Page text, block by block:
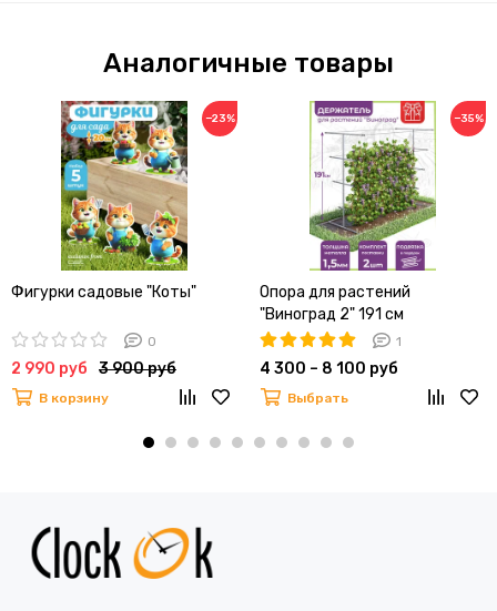
Аналогичные товары
−23%
Фигурки садовые "Коты"
0
2 990 руб 3 900 руб
В корзину
−35%
Опора для растений
"Виноград 2" 191 см
1
4 300 – 8 100 руб
Выбрать